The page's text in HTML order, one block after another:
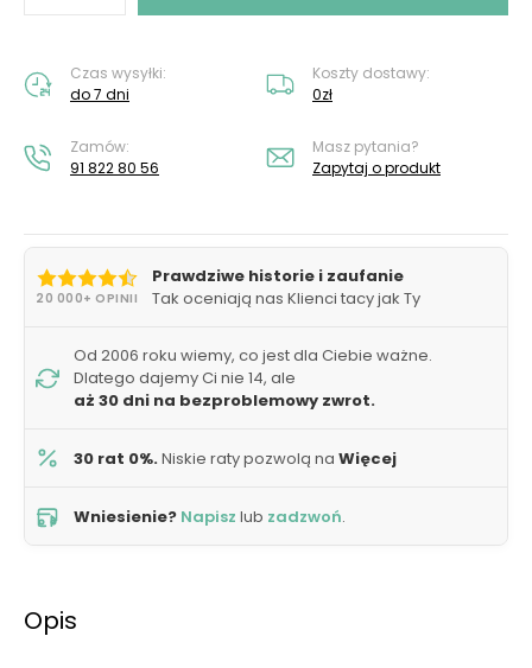
Czas wysyłki:
do 7 dni
Koszty dostawy:
0zł
Zamów:
91 822 80 56
Masz pytania?
Zapytaj o produkt
20 000+ OPINII
Prawdziwe historie i zaufanie
Tak oceniają nas Klienci tacy jak Ty
Od 2006 roku wiemy, co jest dla Ciebie ważne.
Dlatego dajemy Ci nie 14, ale
aż 30 dni na bezproblemowy zwrot.
30 rat 0%.Niskie raty pozwolą na Więcej
Wniesienie? Napisz lub zadzwoń.
Opis